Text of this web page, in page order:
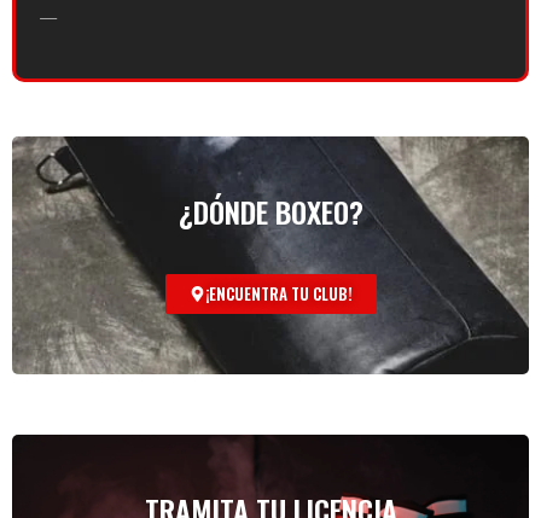
—
¿DÓNDE BOXEO?
¡ENCUENTRA TU CLUB!
TRAMITA TU LICENCIA